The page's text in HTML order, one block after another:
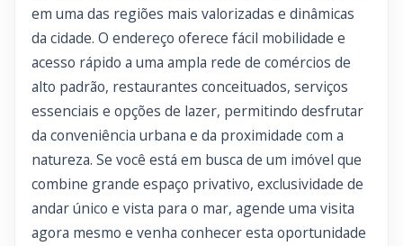
em uma das regiões mais valorizadas e dinâmicas
da cidade. O endereço oferece fácil mobilidade e
acesso rápido a uma ampla rede de comércios de
alto padrão, restaurantes conceituados, serviços
essenciais e opções de lazer, permitindo desfrutar
da conveniência urbana e da proximidade com a
natureza. Se você está em busca de um imóvel que
combine grande espaço privativo, exclusividade de
andar único e vista para o mar, agende uma visita
agora mesmo e venha conhecer esta oportunidade